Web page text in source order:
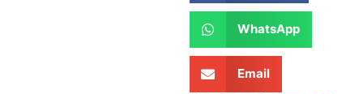
WhatsApp
Email